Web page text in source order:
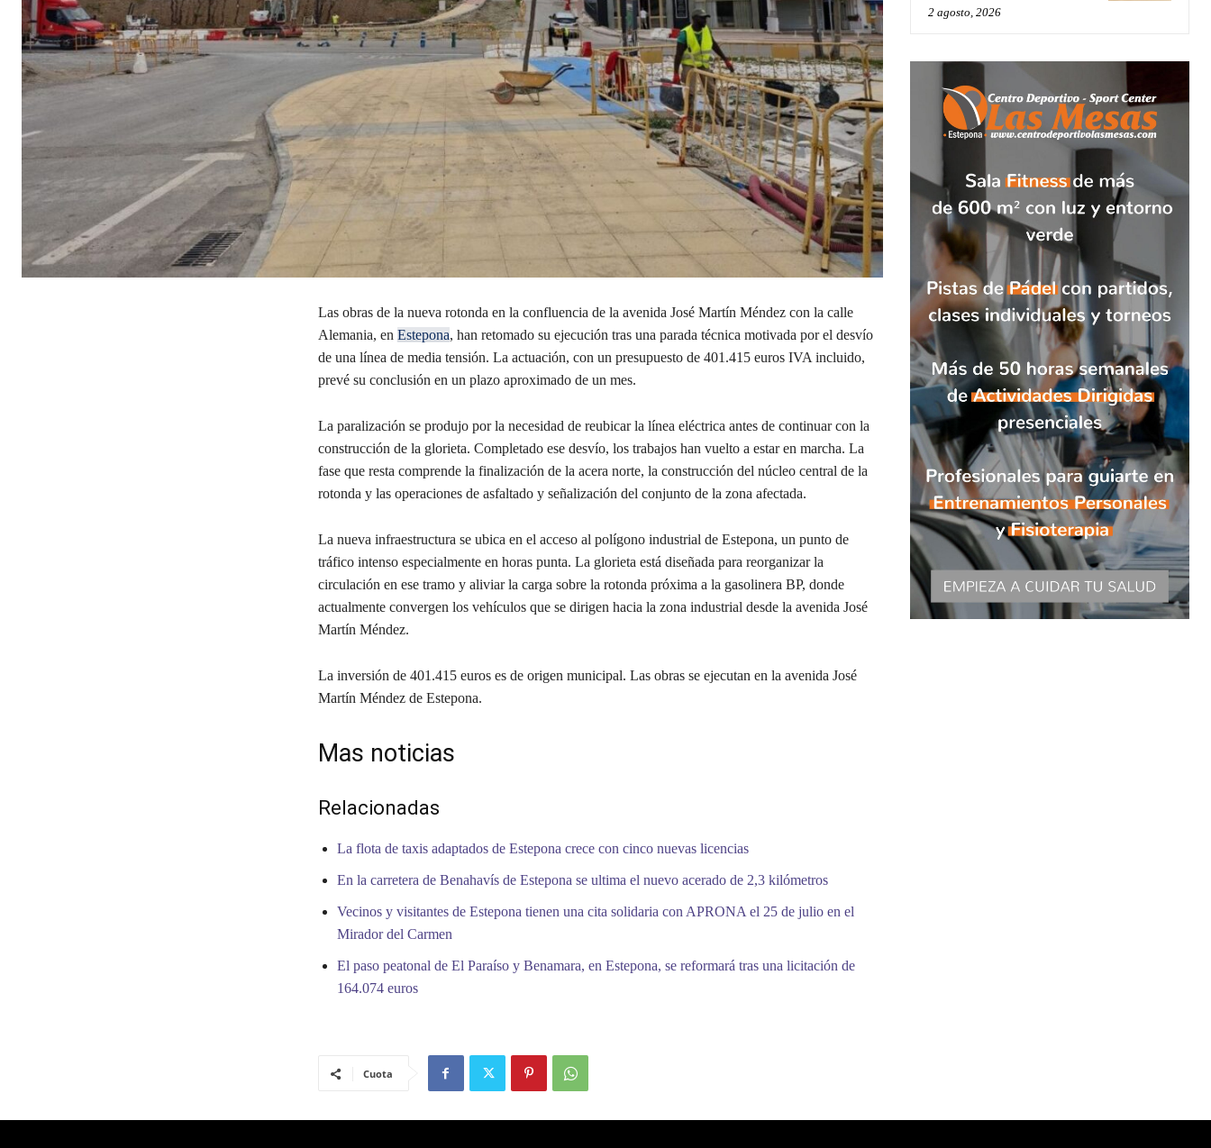
Las obras de la nueva rotonda en la confluencia de la avenida José Martín Méndez con la calle
Alemania, en Estepona, han retomado su ejecución tras una parada técnica motivada por el desvío
de una línea de media tensión. La actuación, con un presupuesto de 401.415 euros IVA incluido,
prevé su conclusión en un plazo aproximado de un mes.
La paralización se produjo por la necesidad de reubicar la línea eléctrica antes de continuar con la
construcción de la glorieta. Completado ese desvío, los trabajos han vuelto a estar en marcha. La
fase que resta comprende la finalización de la acera norte, la construcción del núcleo central de la
rotonda y las operaciones de asfaltado y señalización del conjunto de la zona afectada.
La nueva infraestructura se ubica en el acceso al polígono industrial de Estepona, un punto de
tráfico intenso especialmente en horas punta. La glorieta está diseñada para reorganizar la
circulación en ese tramo y aliviar la carga sobre la rotonda próxima a la gasolinera BP, donde
actualmente convergen los vehículos que se dirigen hacia la zona industrial desde la avenida José
Martín Méndez.
La inversión de 401.415 euros es de origen municipal. Las obras se ejecutan en la avenida José
Martín Méndez de Estepona.
Mas noticias
Relacionadas
La flota de taxis adaptados de Estepona crece con cinco nuevas licencias
En la carretera de Benahavís de Estepona se ultima el nuevo acerado de 2,3 kilómetros
Vecinos y visitantes de Estepona tienen una cita solidaria con APRONA el 25 de julio en el
Mirador del Carmen
El paso peatonal de El Paraíso y Benamara, en Estepona, se reformará tras una licitación de
164.074 euros
Cuota
2 agosto, 2026